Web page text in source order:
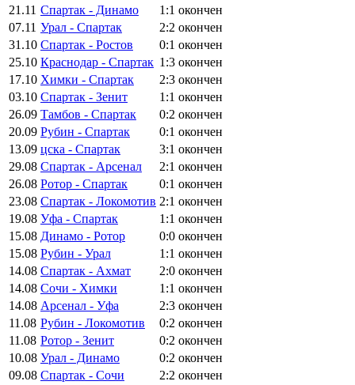
21.11 Спартак - Динамо 1:1 окончен
07.11 Урал - Спартак 2:2 окончен
31.10 Спартак - Ростов 0:1 окончен
25.10 Краснодар - Спартак 1:3 окончен
17.10 Химки - Спартак 2:3 окончен
03.10 Спартак - Зенит 1:1 окончен
26.09 Тамбов - Спартак 0:2 окончен
20.09 Рубин - Спартак 0:1 окончен
13.09 цска - Спартак 3:1 окончен
29.08 Спартак - Арсенал 2:1 окончен
26.08 Ротор - Спартак 0:1 окончен
23.08 Спартак - Локомотив 2:1 окончен
19.08 Уфа - Спартак 1:1 окончен
15.08 Динамо - Ротор 0:0 окончен
15.08 Рубин - Урал 1:1 окончен
14.08 Спартак - Ахмат 2:0 окончен
14.08 Сочи - Химки 1:1 окончен
14.08 Арсенал - Уфа 2:3 окончен
11.08 Рубин - Локомотив 0:2 окончен
11.08 Ротор - Зенит 0:2 окончен
10.08 Урал - Динамо 0:2 окончен
09.08 Спартак - Сочи 2:2 окончен